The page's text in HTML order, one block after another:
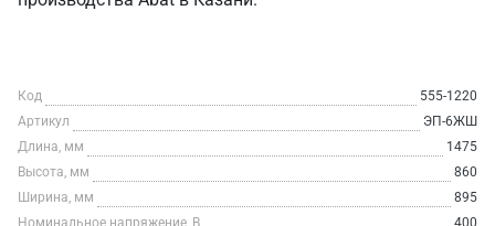
Код
555-1220
Артикул
ЭП-6ЖШ
Длина, мм
1475
Высота, мм
860
Ширина, мм
895
Номинальное напряжение, В
400